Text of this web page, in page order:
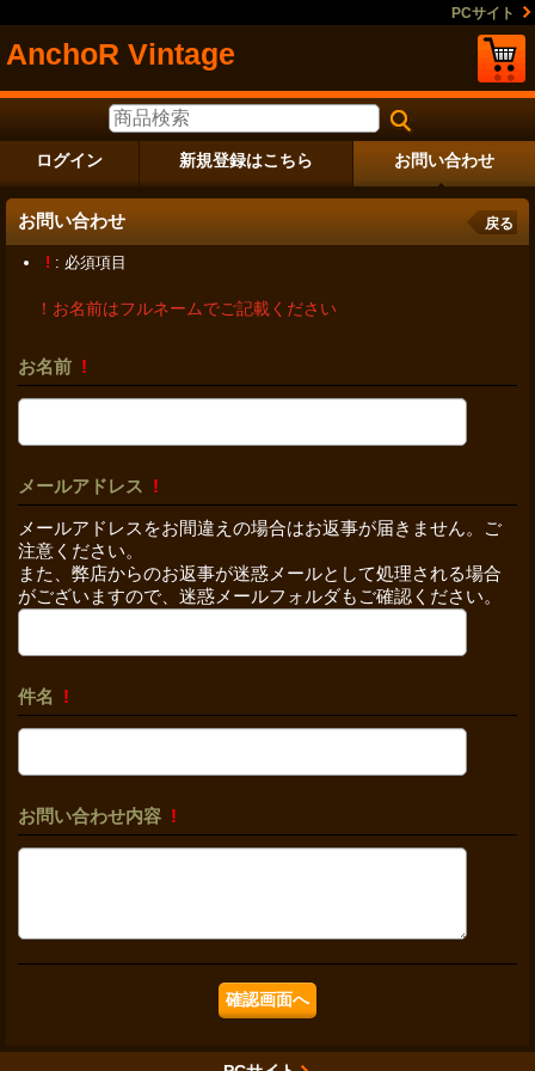
PCサイト
AnchoR Vintage
ログイン 新規登録はこちら お問い合わせ
お問い合わせ 戻る
! : 必須項目
！お名前はフルネームでご記載ください
お名前 !
メールアドレス !
メールアドレスをお間違えの場合はお返事が届きません。ご
注意ください。
また、弊店からのお返事が迷惑メールとして処理される場合
がございますので、迷惑メールフォルダもご確認ください。
件名 !
お問い合わせ内容 !